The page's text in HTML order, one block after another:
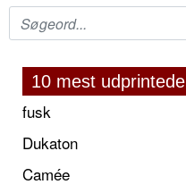
10 mest udprintede
fusk
Dukaton
Camée